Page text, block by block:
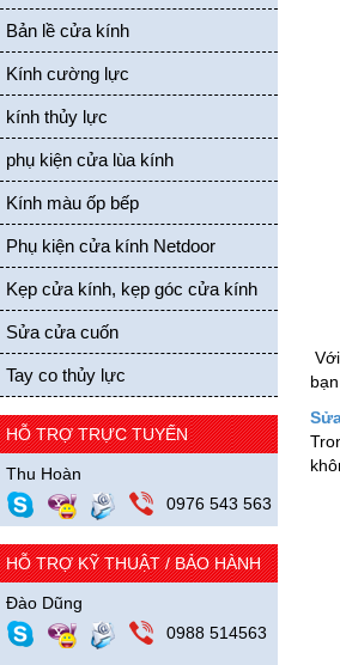
Bản lề cửa kính
Kính cường lực
kính thủy lực
phụ kiện cửa lùa kính
Kính màu ốp bếp
Phụ kiện cửa kính Netdoor
Kẹp cửa kính, kẹp góc cửa kính
Sửa cửa cuốn
Tay co thủy lực
HỖ TRỢ TRỰC TUYẾN
Thu Hoàn
0976 543 563
HỖ TRỢ KỸ THUẬT / BẢO HÀNH
Đào Dũng
0988 514563
Các loại bánh xe treo cửa lùa kính
Giá bán: 0 VND
Bánh xe treo cửa lùa kính kẹp tròn
Mua hàng